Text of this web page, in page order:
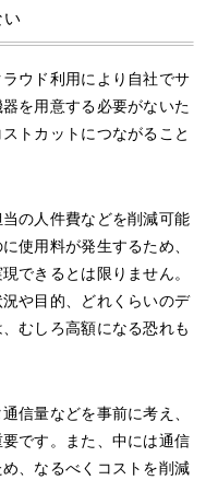
い
ウド利用により自社でサ
を用意する必要がないた
トカットにつながること
の人件費などを削減可能
使用料が発生するため、
できるとは限りません。
や目的、どれくらいのデ
むしろ高額になる恐れも
信量などを事前に考え、
です。また、中には通信
、なるべくコストを削減